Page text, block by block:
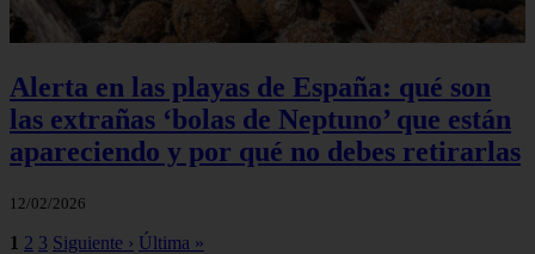
Alerta en las playas de España: qué son
las extrañas ‘bolas de Neptuno’ que están
apareciendo y por qué no debes retirarlas
12/02/2026
1 2 3 Siguiente › Última »